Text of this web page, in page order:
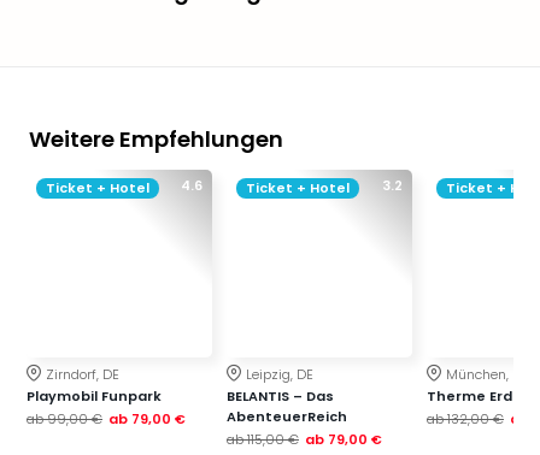
Weitere Empfehlungen
4.6
Ticket + Hotel
Zirndorf, DE
Playmobil Funpark
ab99,00 € ab 79,00 €
3.2
Ticket + Hotel
Leipzig, DE
BELANTIS – Das
AbenteuerReich
ab115,00 € ab 79,00 €
Ticket +
München, DE
Therme Erding
ab132,00 € ab